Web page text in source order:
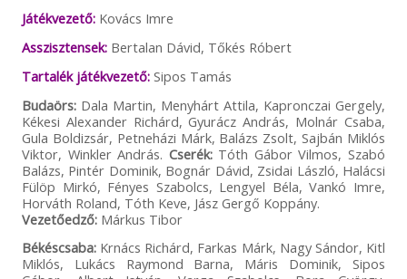
Játékvezető:Kovács Imre
Asszisztensek:Bertalan Dávid, Tőkés Róbert
Tartalék játékvezető:Sipos Tamás
Budaörs:Dala Martin, Menyhárt Attila, Kapronczai Gergely,
Kékesi Alexander Richárd, Gyurácz András, Molnár Csaba,
Gula Boldizsár, Petneházi Márk, Balázs Zsolt, Sajbán Miklós
Viktor, Winkler András. Cserék:Tóth Gábor Vilmos, Szabó
Balázs, Pintér Dominik, Bognár Dávid, Zsidai László, Halácsi
Fülöp Mirkó, Fényes Szabolcs, Lengyel Béla, Vankó Imre,
Horváth Roland, Tóth Keve, Jász Gergő Koppány.
Vezetőedző:Márkus Tibor
Békéscsaba:Krnács Richárd, Farkas Márk, Nagy Sándor, Kitl
Miklós, Lukács Raymond Barna, Máris Dominik, Sipos